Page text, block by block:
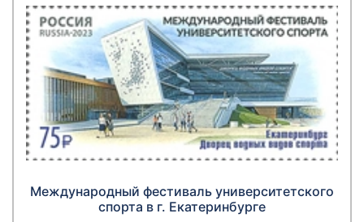
Международный фестиваль университетского
спорта в г. Екатеринбурге